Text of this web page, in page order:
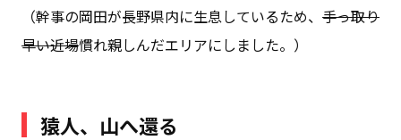
（幹事の岡田が長野県内に生息しているため、 手っ取り
早い近場慣れ親しんだエリアにしました。）
猿人、山へ還る